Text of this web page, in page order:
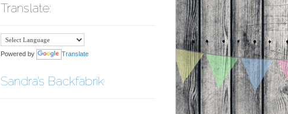
Translate:
Powered by Translate
Sandra’s Backfabrik